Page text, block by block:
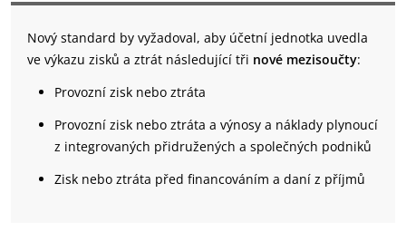
Nový standard by vyžadoval, aby účetní jednotka uvedla
ve výkazu zisků a ztrát následující tři nové mezisoučty:
Provozní zisk nebo ztráta
Provozní zisk nebo ztráta a výnosy a náklady plynoucí
z integrovaných přidružených a společných podniků
Zisk nebo ztráta před financováním a daní z příjmů